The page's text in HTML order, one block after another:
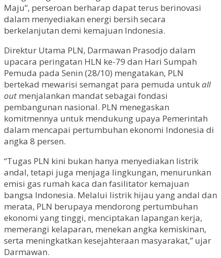
Maju”, perseroan berharap dapat terus berinovasi
dalam menyediakan energi bersih secara
berkelanjutan demi kemajuan Indonesia.
Direktur Utama PLN, Darmawan Prasodjo dalam
upacara peringatan HLN ke-79 dan Hari Sumpah
Pemuda pada Senin (28/10) mengatakan, PLN
bertekad mewarisi semangat para pemuda untukall
out menjalankan mandat sebagai fondasi
pembangunan nasional. PLN menegaskan
komitmennya untuk mendukung upaya Pemerintah
dalam mencapai pertumbuhan ekonomi Indonesia di
angka 8 persen.
“Tugas PLN kini bukan hanya menyediakan listrik
andal, tetapi juga menjaga lingkungan, menurunkan
emisi gas rumah kaca dan fasilitator kemajuan
bangsa Indonesia. Melalui listrik hijau yang andal dan
merata, PLN berupaya mendorong pertumbuhan
ekonomi yang tinggi, menciptakan lapangan kerja,
memerangi kelaparan, menekan angka kemiskinan,
serta meningkatkan kesejahteraan masyarakat,” ujar
Darmawan.